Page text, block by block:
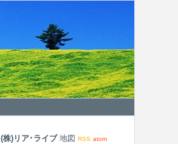
(株)リア･ライブ 地図 RSS atom